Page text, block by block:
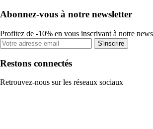
Abonnez-vous à notre newsletter
Profitez de -10% en vous inscrivant à notre
S'inscrire
Restons connectés
Retrouvez-nous sur les réseaux sociaux